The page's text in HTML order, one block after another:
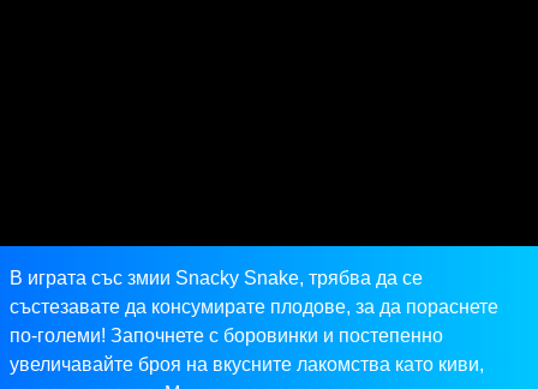
В играта със змии Snacky Snake, трябва да се
състезавате да консумирате плодове, за да пораснете
по-големи! Започнете с боровинки и постепенно
увеличавайте броя на вкусните лакомства като киви,